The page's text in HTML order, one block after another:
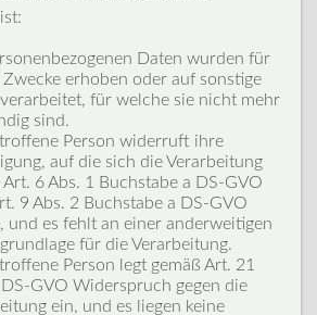
Daten wurden für
Zwecke erhoben oder auf sonstige
für welche sie nicht mehr
sind.
Person widerruft ihre
auf die sich die Verarbeitung
Art. 6 Abs. 1 Buchstabe a DS-GVO
9 Abs. 2 Buchstabe a DS-GVO
und es fehlt an einer anderweitigen
für die Verarbeitung.
Person legt gemäß Art. 21
GVO Widerspruch gegen die
ein, und es liegen keine